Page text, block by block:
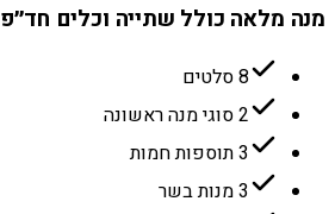
מנה מלאה כולל שתייה וכלים חד״פ
8 סלטים
2 סוגי מנה ראשונה
3 תוספות חמות
3 מנות בשר